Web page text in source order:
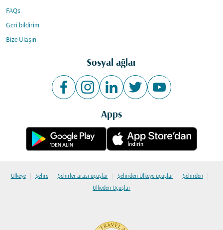
FAQs
Geri bildirim
Bize Ulaşın
Sosyal ağlar
Apps
Ülkeye | Şehre | Şehirler arası uçuşlar | Şehirden Ülkeye uçuşlar | Şehirden |
Ülkeden Uçuşlar